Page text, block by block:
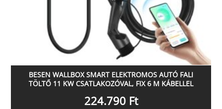
BESEN WALLBOX SMART ELEKTROMOS AUTÓ FALI
TÖLTŐ 11 KW CSATLAKOZÓVAL, FIX 6 M KÁBELLEL
224.790 Ft